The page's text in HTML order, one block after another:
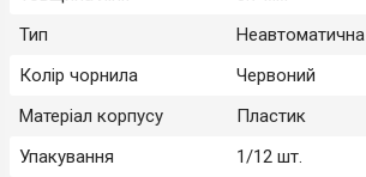
Тип
Неавтоматична
Колір чорнила
Червоний
Матеріал корпусу
Пластик
Упакування
1/12 шт.